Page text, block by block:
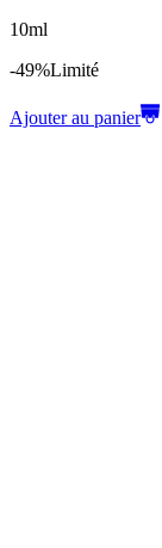
10ml
-49%Limité
Ajouter au panier